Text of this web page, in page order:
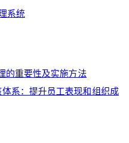
系统
的重要性及实施方法
系：提升员工表现和组织成